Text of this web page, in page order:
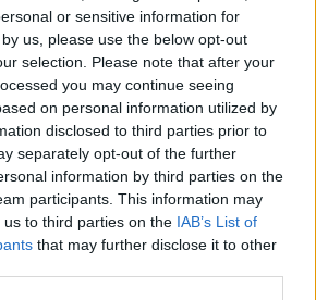
or sensitive information for
us, please use the below opt-out
selection. Please note that after your
you may continue seeing
on personal information utilized by
disclosed to third parties prior to
separately opt-out of the further
information by third parties on the
participants. This information may
to third parties on the IAB’s List of
that may further disclose it to other
Αυγούστου 2026 16:57
ΝΕΟΙ ΟΡΙΖΟΝΤΕΣ
Ποιοι μπορούν να
το ακίνητό τους και μετά
λήξη της προθεσμίας
2026 16:53
• ΜΑΤΙΕΣ ΣΤΟ ΠΑΡΕΛΘΟΝ
81 χρόνια από τον πυρηνικό
που άλλαξε την